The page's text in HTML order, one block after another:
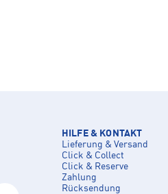
HILFE & KONTAKT
Lieferung & Versand
Click & Collect
Click & Reserve
Zahlung
Rücksendung